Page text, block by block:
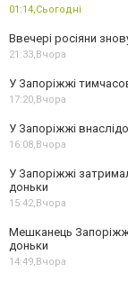
01:14,Сьогодні
Ввечері росіяни
21:33,Вчора
У Запоріжжі
17:20,Вчора
У Запоріжжі
16:08,Вчора
У Запоріжжі
доньки
15:42,Вчора
Мешканець
доньки
14:49,Вчора